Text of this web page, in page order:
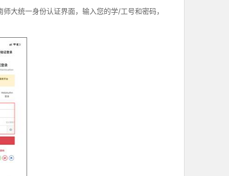
师大统一身份认证界面，输入您的学/工号和密码，